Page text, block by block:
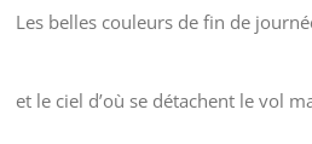
Les belles couleurs de fin de
et le ciel d’où se détachent le vol